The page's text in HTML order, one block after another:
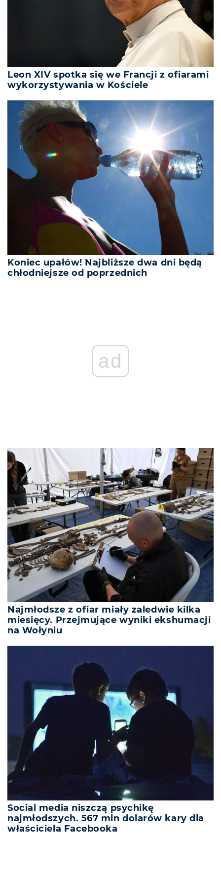
Leon XIV spotka się we Francji z ofiarami
wykorzystywania w Kościele
Koniec upałów! Najbliższe dwa dni będą
chłodniejsze od poprzednich
ad
Najmłodsze z ofiar miały zaledwie kilka
miesięcy. Przejmujące wyniki ekshumacji
na Wołyniu
Social media niszczą psychikę
najmłodszych. 567 mln dolarów kary dla
właściciela Facebooka